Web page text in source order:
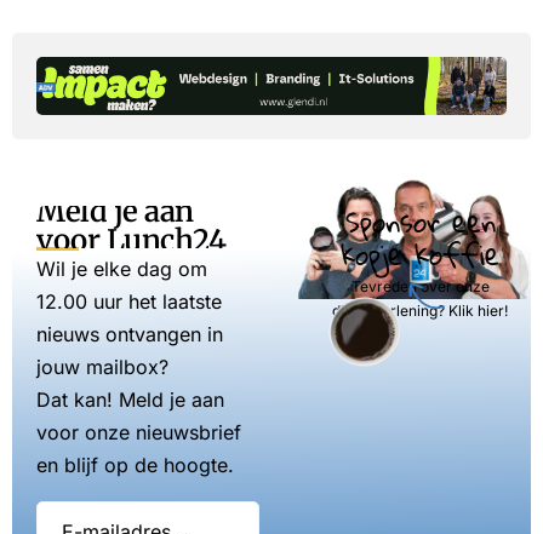
Meld je aan
voor Lunch24
Wil je elke dag om
12.00 uur het laatste
nieuws ontvangen in
jouw mailbox?
Dat kan! Meld je aan
voor onze nieuwsbrief
en blijf op de hoogte.
Sponsor een
kopje koffie
Tevreden over onze
dienstverlening? Klik hier!